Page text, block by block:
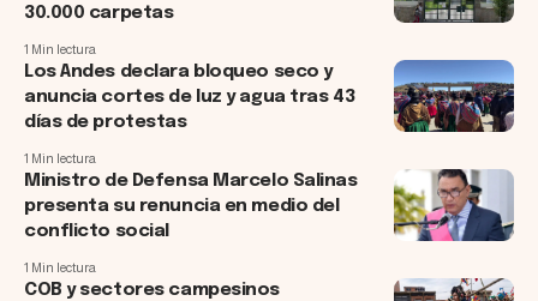
30.000 carpetas
1 Min lectura
Los Andes declara bloqueo seco y
anuncia cortes de luz y agua tras 43
días de protestas
1 Min lectura
Ministro de Defensa Marcelo Salinas
presenta su renuncia en medio del
conflicto social
1 Min lectura
COB y sectores campesinos